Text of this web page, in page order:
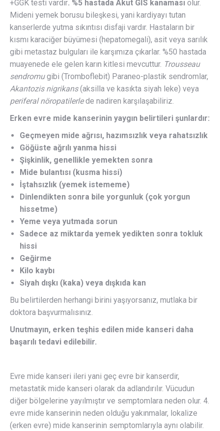
+GGK testi vardır. %5 hastada Akut GİS kanaması olur.
Mideni yemek borusu bileşkesi, yani kardiyayı tutan
kanserlerde yutma sıkıntısı disfaji vardır. Hastaların bir
kısmı karaciğer büyümesi (hepatomegali), asit veya sarılık
gibi metastaz bulguları ile karşımıza çıkarlar. %50 hastada
muayenede ele gelen karın kitlesi mevcuttur. Trousseau
sendromugibi (Tromboflebit) Paraneo-plastik sendromlar,
Akantozis nigrikans(aksilla ve kasıkta siyah leke) veya
periferal nöropatilerlede nadiren karşılaşabiliriz.
Erken evre mide kanserinin yaygın belirtileri şunlardır:
Geçmeyen mide ağrısı, hazımsızlık veya rahatsızlık
Göğüste ağrılı yanma hissi
Şişkinlik, genellikle yemekten sonra
Mide bulantısı (kusma hissi)
İştahsızlık (yemek istememe)
Dinlendikten sonra bile yorgunluk (çok yorgun
hissetme)
Yeme veya yutmada sorun
Sadece az miktarda yemek yedikten sonra tokluk
hissi
Geğirme
Kilo kaybı
Siyah dışkı (kaka) veya dışkıda kan
Bu belirtilerden herhangi birini yaşıyorsanız, mutlaka bir
doktora başvurmalısınız.
Unutmayın, erken teşhis edilen mide kanseri daha
başarılı tedavi edilebilir.
Evre mide kanseri ileri yani geç evre bir kanserdir,
metastatik mide kanseri olarak da adlandırılır. Vücudun
diğer bölgelerine yayılmıştır ve semptomlara neden olur. 4.
evre mide kanserinin neden olduğu yakınmalar, lokalize
(erken evre) mide kanserinin semptomlarıyla aynı olabilir.